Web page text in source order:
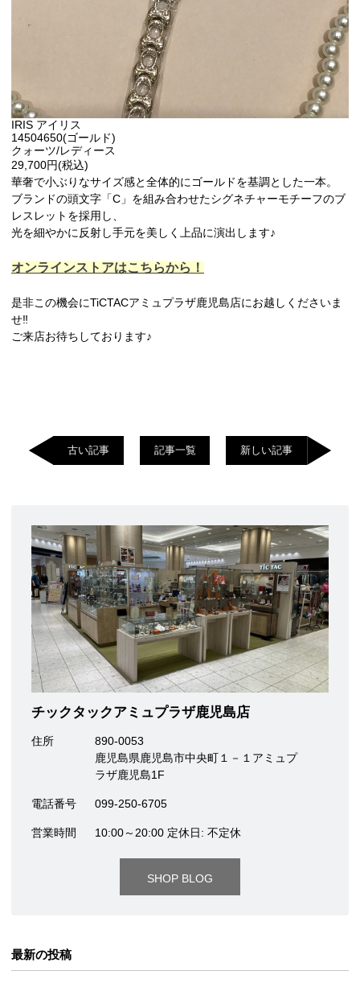
IRIS アイリス
14504650(ゴールド)
クォーツ/レディース
29,700円(税込)
華奢で小ぶりなサイズ感と全体的にゴールドを基調とした一本。
ブランドの頭文字「C」を組み合わせたシグネチャーモチーフのブ
レスレットを採用し、
光を細やかに反射し手元を美しく上品に演出します♪
オンラインストアはこちらから！
是非この機会にTiCTACアミュプラザ鹿児島店にお越しくださいま
せ‼︎
ご来店お待ちしております♪
古い記事 記事一覧 新しい記事
チックタックアミュプラザ鹿児島店
住所
890-0053
鹿児島県鹿児島市中央町１－１アミュプ
ラザ鹿児島1F
電話番号 099-250-6705
営業時間 10:00～20:00 定休日: 不定休
SHOP BLOG
最新の投稿